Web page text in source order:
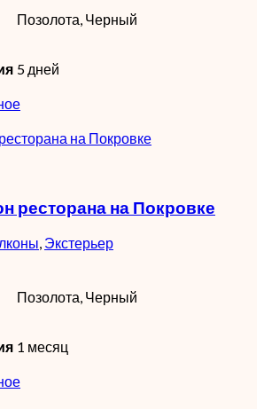
Позолота, Черный
5 дней
ресторана на Покровке
, Экстерьер
Позолота, Черный
1 месяц